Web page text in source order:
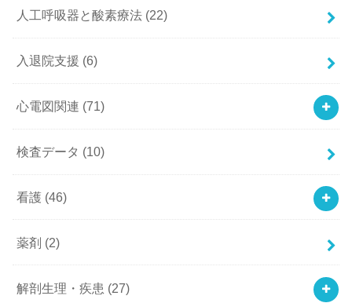
人工呼吸器と酸素療法 (22)
入退院支援 (6)
心電図関連 (71)
検査データ (10)
看護 (46)
薬剤 (2)
解剖生理・疾患 (27)